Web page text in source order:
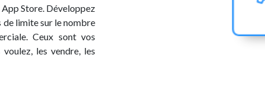
Store. Développez
limite sur le nombre
Ceux sont vos
les vendre, les